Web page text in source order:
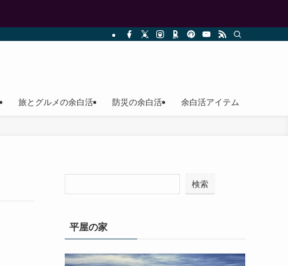
旅とグルメの余白活 防災の余白活 余白活アイテム
検索
平屋の家